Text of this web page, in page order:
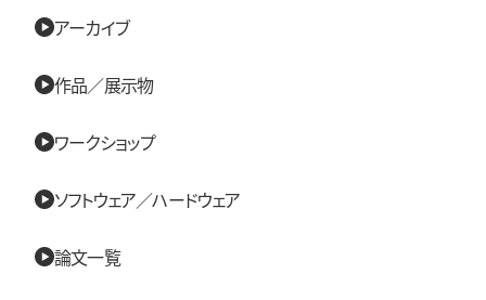
アーカイブ
作品／展示物
ワークショップ
ソフトウェア／ハードウェア
論文一覧